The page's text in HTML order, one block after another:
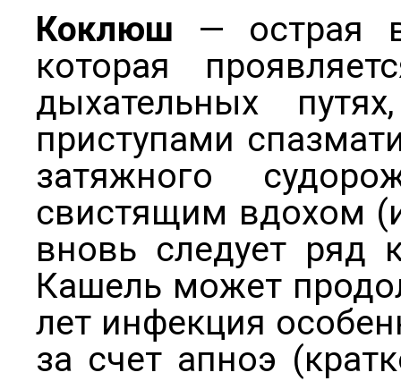
Коклюш — острая
которая
дыхательных
приступами
затяжного
свистящим вдохом
вновь следует ряд
Кашель может
лет инфекция
за счет апноэ